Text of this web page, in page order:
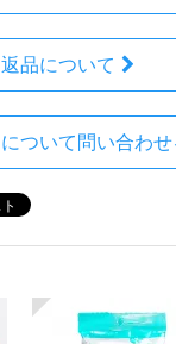
返品について
ついて問い合わせ